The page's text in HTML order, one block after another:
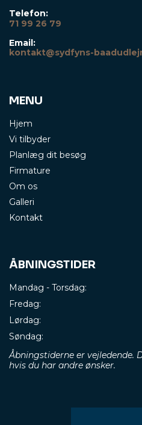
Telefon:
71 99 26 79
Email:
kontakt@sydfyns-
MENU
Hjem
Vi tilbyder
Planlæg dit besøg
Firmature
Om os
Galleri
Kontakt
ÅBNINGSTIDER
Mandag - Torsdag:
Fredag:
Lørdag:
Søndag:
Åbningstiderne er vejledende.
hvis du har andre ønsker.